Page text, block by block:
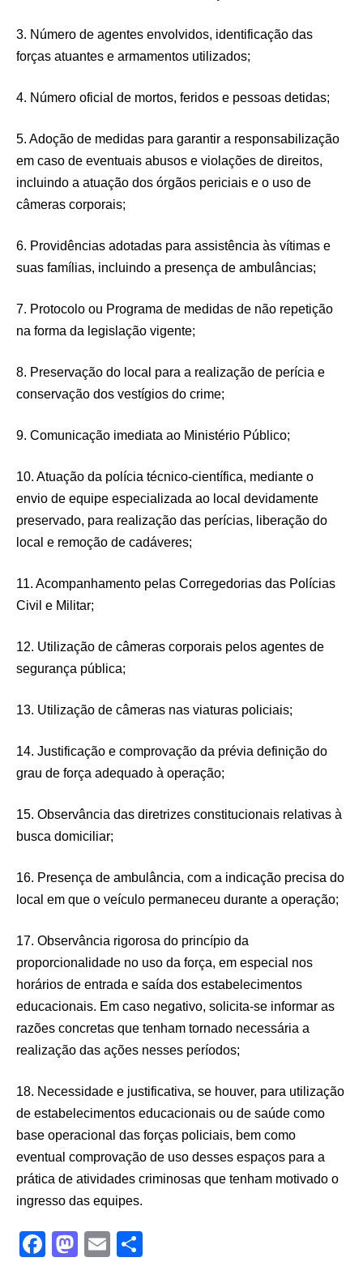
3. Número de agentes envolvidos, identificação das
forças atuantes e armamentos utilizados;
4. Número oficial de mortos, feridos e pessoas detidas;
5. Adoção de medidas para garantir a responsabilização
em caso de eventuais abusos e violações de direitos,
incluindo a atuação dos órgãos periciais e o uso de
câmeras corporais;
6. Providências adotadas para assistência às vítimas e
suas famílias, incluindo a presença de ambulâncias;
7. Protocolo ou Programa de medidas de não repetição
na forma da legislação vigente;
8. Preservação do local para a realização de perícia e
conservação dos vestígios do crime;
9. Comunicação imediata ao Ministério Público;
10. Atuação da polícia técnico-científica, mediante o
envio de equipe especializada ao local devidamente
preservado, para realização das perícias, liberação do
local e remoção de cadáveres;
11. Acompanhamento pelas Corregedorias das Polícias
Civil e Militar;
12. Utilização de câmeras corporais pelos agentes de
segurança pública;
13. Utilização de câmeras nas viaturas policiais;
14. Justificação e comprovação da prévia definição do
grau de força adequado à operação;
15. Observância das diretrizes constitucionais relativas à
busca domiciliar;
16. Presença de ambulância, com a indicação precisa do
local em que o veículo permaneceu durante a operação;
17. Observância rigorosa do princípio da
proporcionalidade no uso da força, em especial nos
horários de entrada e saída dos estabelecimentos
educacionais. Em caso negativo, solicita-se informar as
razões concretas que tenham tornado necessária a
realização das ações nesses períodos;
18. Necessidade e justificativa, se houver, para utilização
de estabelecimentos educacionais ou de saúde como
base operacional das forças policiais, bem como
eventual comprovação de uso desses espaços para a
prática de atividades criminosas que tenham motivado o
ingresso das equipes.
F
M
E